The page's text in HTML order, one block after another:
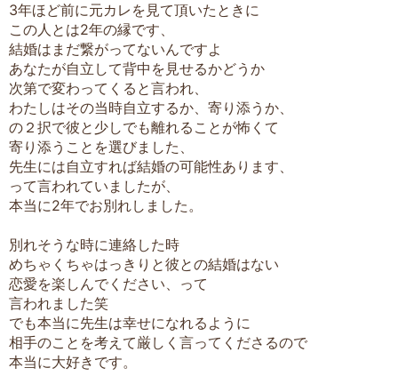
3年ほど前に元カレを見て頂いたときに
この人とは2年の縁です、
結婚はまだ繋がってないんですよ
あなたが自立して背中を見せるかどうか
次第で変わってくると言われ、
わたしはその当時自立するか、寄り添うか、
の２択で彼と少しでも離れることが怖くて
寄り添うことを選びました、
先生には自立すれば結婚の可能性あります、
って言われていましたが、
本当に2年でお別れしました。
別れそうな時に連絡した時
めちゃくちゃはっきりと彼との結婚はない
恋愛を楽しんでください、って
言われました笑
でも本当に先生は幸せになれるように
相手のことを考えて厳しく言ってくださるので
本当に大好きです。